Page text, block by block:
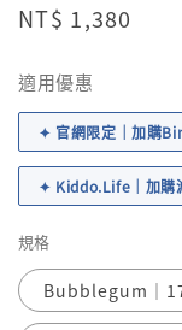
Regular
NT$ 1,380
適用優惠
✦ 官網限定｜加購
✦ Kiddo.Life｜加購
規格
Bubblegum｜